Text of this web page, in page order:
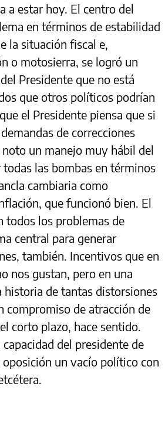
a estar hoy. El centro del
en términos de estabilidad
la situación fiscal e,
o motosierra, se logró un
Presidente que no está
que otros políticos podrían
el Presidente piensa que si
de correcciones
un manejo muy hábil del
las bombas en términos
cambiaria como
que funcionó bien. El
todos los problemas de
central para generar
también. Incentivos que en
nos gustan, pero en una
historia de tantas distorsiones
compromiso de atracción de
corto plazo, hace sentido.
del presidente de
un vacío político con